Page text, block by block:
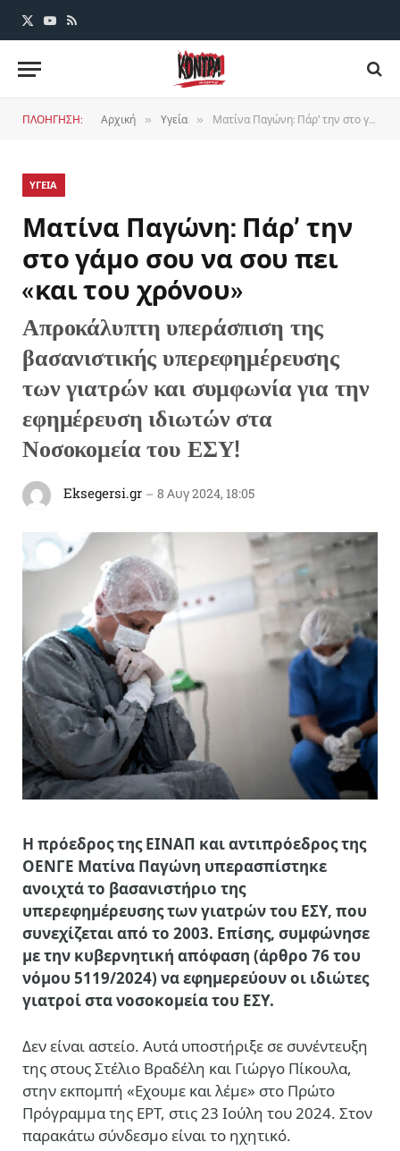
X
YouTube
RSS
ΠΛΟΗΓΗΣΗ: Αρχική » Υγεία » Ματίνα Παγώνη: Πάρ’ την στο γάμο σου να σου πει «και του χρόνου»
ΥΓΕΙΑ
Ματίνα Παγώνη: Πάρ’ την
στο γάμο σου να σου πει
«και του χρόνου»
Απροκάλυπτη υπεράσπιση της
βασανιστικής υπερεφημέρευσης
των γιατρών και συμφωνία για την
εφημέρευση ιδιωτών στα
Νοσοκομεία του ΕΣΥ!
Eksegersi.gr 8 Αυγ 2024, 18:05
H πρόεδρος της ΕΙΝΑΠ και αντιπρόεδρος της
ΟΕΝΓΕ Mατίνα Παγώνη υπερασπίστηκε
ανοιχτά το βασανιστήριο της
υπερεφημέρευσης των γιατρών του ΕΣΥ, που
συνεχίζεται από το 2003. Επίσης, συμφώνησε
με την κυβερνητική απόφαση (άρθρο 76 του
νόμου 5119/2024) να εφημερεύουν οι ιδιώτες
γιατροί στα νοσοκομεία του ΕΣΥ.
Δεν είναι αστείο. Αυτά υποστήριξε σε συνέντευξη
της στους Στέλιο Βραδέλη και Γιώργο Πίκουλα,
στην εκπομπή «Εχουμε και λέμε» στο Πρώτο
Πρόγραμμα της ΕΡΤ, στις 23 Ιούλη του 2024. Στον
παρακάτω σύνδεσμο είναι το ηχητικό.